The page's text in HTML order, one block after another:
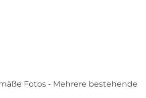
Fotos - Mehrere bestehende